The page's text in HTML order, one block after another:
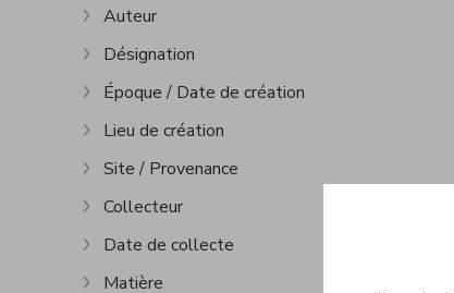
Show more
Auteur
Show more
Désignation
Show more
Époque / Date de création
Show more
Lieu de création
Show more
Site / Provenance
Show more
Collecteur
Show more
Date de collecte
Matière